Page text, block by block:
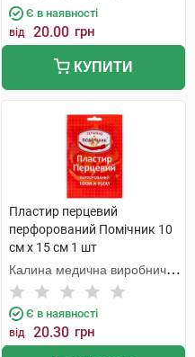
Є в наявності
від 20.00 грн
КУПИТИ
Пластир перцевий
перфорований Помічник 10
см х 15 см 1 шт
Калина медична виробнича
компанія
Є в наявності
від 20.30 грн